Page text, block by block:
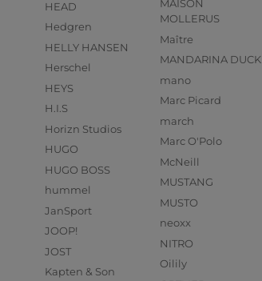
HEAD
Hedgren
HELLY HANSEN
Herschel
HEYS
H.I.S
Horizn Studios
HUGO
HUGO BOSS
hummel
JanSport
JOOP!
JOST
Kapten & Son
MAISON
MOLLERUS
Maître
MANDARINA DUCK
mano
Marc Picard
march
Marc O'Polo
McNeill
MUSTANG
MUSTO
neoxx
NITRO
Oilily